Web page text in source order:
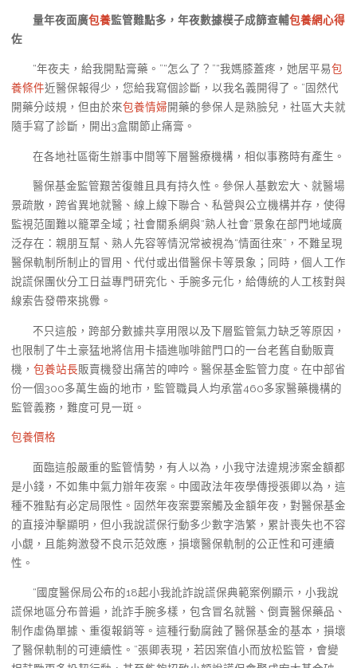
量年夜面廣包養監管難點多，年夜數據模子成篩查輔包養網心得
佐
“年夜夫，給我開點膏藥。”“怎么了？”“我媽膝蓋疼，她居平易包
養條件近醫保報得少，您給我寫個診斷，以我名義開得了。”固然代
開藥分歧規，但由於來包養情婦開藥的參保人是熟臉兒，社區大夫就
隨手寫了診斷，開出3盒關節止痛膏。
在各地社區衛生辦事中間等下層醫療機構，相似事務時有產生。
醫保基金監管艱苦復雜且具有持久性。參保人基數宏大、就醫場
景疏散，跨省異地就醫、線上線下聯合、私營與公立機構并存，使得
監視范圍難以籠罩全域；社會關系網與“熟人社會”景象在部門地域廣
泛存在：親朋互幫、熟人先容等情況常被視為“情面往來”，不難呈現
醫保軌制所制止的冒用、代付或出借醫保卡等景象；同時，個人工作
說謊保團伙分工日益專門研究化、手腕多元化，給傳統的人工核對與
線索告發帶來挑釁。
不只這般，跨部分數據共享用限以及下層監管氣力缺乏等原因，
也限制了牛土豪猛地將信用卡插進咖啡館門口的一台老舊自動販賣
機， 包養站長販賣機發出痛苦的呻吟。醫保基金監管力度。在中部省
份一個300多萬生齒的地市，監管職員人均承當460多家醫藥機構的
監管義務，難度可見一斑。
包養價格
面臨這般嚴重的監管情勢，有人以為，小我守法違規涉案金額都
是小錢，不如集中氣力辦年夜案。中國政法年夜學傳授張卿以為，這
種不雅點有必定局限性。固然年夜案要案觸及金額年夜，對醫保基金
的直接沖擊顯明，但小我說謊保行動多少數字浩繁，累計喪失也不容
小覷，且能夠激發不良示范效應，損壞醫保軌制的公正性和可連續
性。
“國度醫保局公布的18起小我訛詐說謊保典範案例顯示，小我說
謊保地區分布普遍，訛詐手腕多樣，包含冒名就醫、倒賣醫保藥品、
制作虛偽單據、重復報銷等。這種行動腐蝕了醫保基金的基本，損壞
了醫保軌制的可連續性。”張卿表現，若因案值小而放松監管，會變